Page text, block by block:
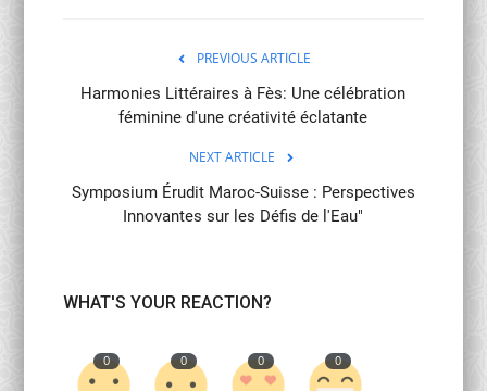
PREVIOUS ARTICLE
Harmonies Littéraires à Fès: Une célébration
féminine d'une créativité éclatante
NEXT ARTICLE
Symposium Érudit Maroc-Suisse : Perspectives
Innovantes sur les Défis de l'Eau"
WHAT'S YOUR REACTION?
0 0 0 0